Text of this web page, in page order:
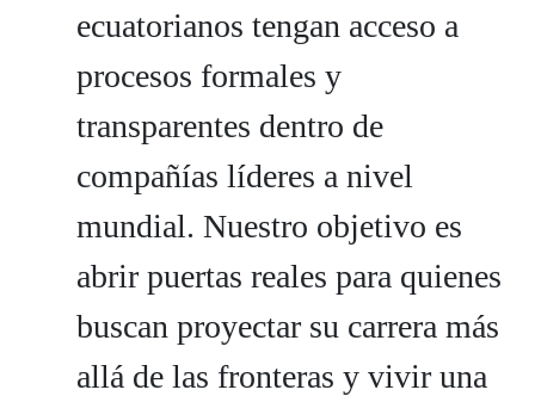
ecuatorianos tengan acceso a
procesos formales y
transparentes dentro de
compañías líderes a nivel
mundial. Nuestro objetivo es
abrir puertas reales para quienes
buscan proyectar su carrera más
allá de las fronteras y vivir una